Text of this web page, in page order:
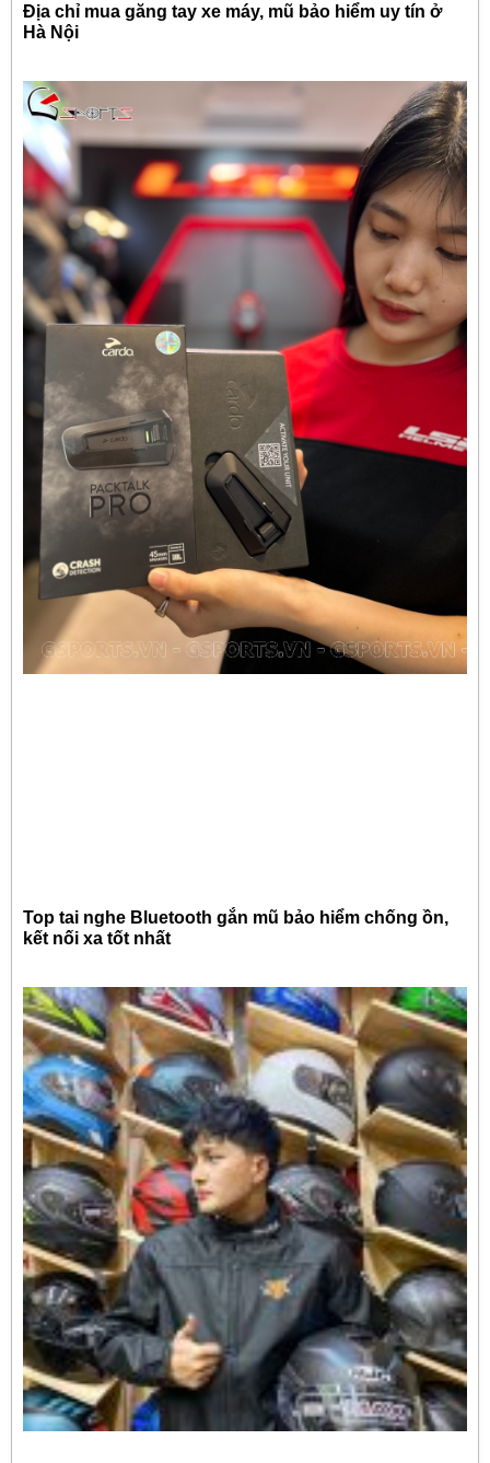
Địa chỉ mua găng tay xe máy, mũ bảo hiểm uy tín ở
Hà Nội
Top tai nghe Bluetooth gắn mũ bảo hiểm chống ồn,
kết nối xa tốt nhất